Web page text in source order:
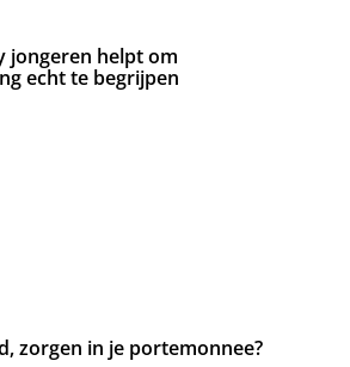
jongeren helpt om
echt te begrijpen
zorgen in je portemonnee?